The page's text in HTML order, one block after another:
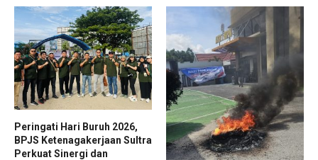
Peringati Hari Buruh 2026,
BPJS Ketenagakerjaan Sultra
Perkuat Sinergi dan